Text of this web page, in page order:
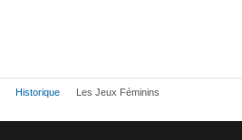
Historique Les Jeux Féminins